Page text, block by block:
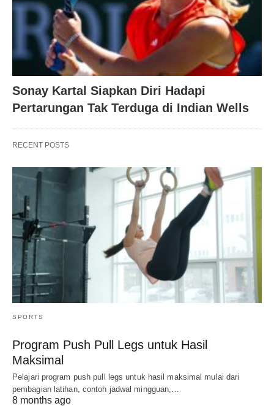
Sonay Kartal Siapkan Diri Hadapi
Pertarungan Tak Terduga di Indian Wells
RECENT POSTS
SPORTS
Program Push Pull Legs untuk Hasil
Maksimal
Pelajari program push pull legs untuk hasil maksimal mulai dari
pembagian latihan, contoh jadwal mingguan,…
8 months ago